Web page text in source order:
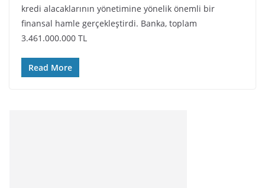
kredi alacaklarının yönetimine yönelik önemli bir
finansal hamle gerçekleştirdi. Banka, toplam
3.461.000.000 TL
Read More